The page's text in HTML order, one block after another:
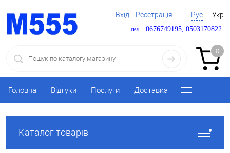
Вхід Реєстрація Рус Укр
тел.: 0676749195, 0503170822
0
Головна Відгуки Послуги Доставка
Каталог товарів